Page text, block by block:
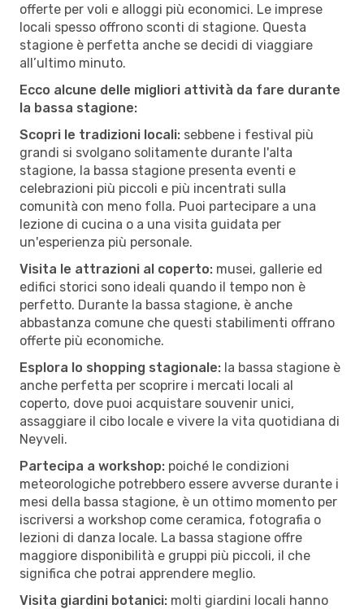
offerte per voli e alloggi più economici. Le imprese
locali spesso offrono sconti di stagione. Questa
stagione è perfetta anche se decidi di viaggiare
all’ultimo minuto.
Ecco alcune delle migliori attività da fare durante
la bassa stagione:
Scopri le tradizioni locali: sebbene i festival più
grandi si svolgano solitamente durante l'alta
stagione, la bassa stagione presenta eventi e
celebrazioni più piccoli e più incentrati sulla
comunità con meno folla. Puoi partecipare a una
lezione di cucina o a una visita guidata per
un'esperienza più personale.
Visita le attrazioni al coperto: musei, gallerie ed
edifici storici sono ideali quando il tempo non è
perfetto. Durante la bassa stagione, è anche
abbastanza comune che questi stabilimenti offrano
offerte più economiche.
Esplora lo shopping stagionale: la bassa stagione è
anche perfetta per scoprire i mercati locali al
coperto, dove puoi acquistare souvenir unici,
assaggiare il cibo locale e vivere la vita quotidiana di
Neyveli.
Partecipa a workshop: poiché le condizioni
meteorologiche potrebbero essere avverse durante i
mesi della bassa stagione, è un ottimo momento per
iscriversi a workshop come ceramica, fotografia o
lezioni di danza locale. La bassa stagione offre
maggiore disponibilità e gruppi più piccoli, il che
significa che potrai apprendere meglio.
Visita giardini botanici: molti giardini locali hanno